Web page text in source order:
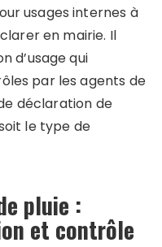
usages internes à
en mairie. Il
d’usage qui
par les agents de
déclaration de
le type de
pluie :
et contrôle